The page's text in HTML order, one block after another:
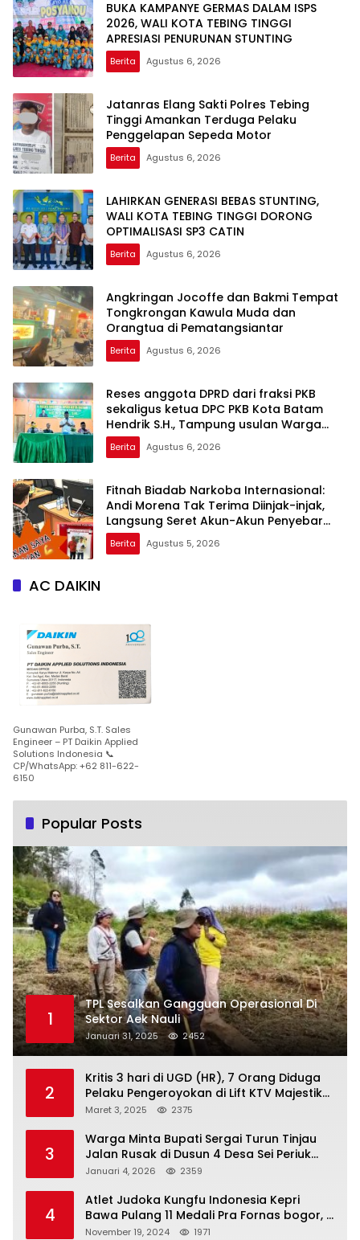
BUKA KAMPANYE GERMAS DALAM ISPS
2026, WALI KOTA TEBING TINGGI
APRESIASI PENURUNAN STUNTING
Berita Agustus 6, 2026
Jatanras Elang Sakti Polres Tebing
Tinggi Amankan Terduga Pelaku
Penggelapan Sepeda Motor
Berita Agustus 6, 2026
LAHIRKAN GENERASI BEBAS STUNTING,
WALI KOTA TEBING TINGGI DORONG
OPTIMALISASI SP3 CATIN
Berita Agustus 6, 2026
Angkringan Jocoffe dan Bakmi Tempat
Tongkrongan Kawula Muda dan
Orangtua di Pematangsiantar
Berita Agustus 6, 2026
Reses anggota DPRD dari fraksi PKB
sekaligus ketua DPC PKB Kota Batam
Hendrik S.H., Tampung usulan Warga
Patam Indah Minta Jalan, Ambulans, dan
Sarana Olahraga
Berita Agustus 6, 2026
Fitnah Biadab Narkoba Internasional:
Andi Morena Tak Terima Diinjak-injak,
Langsung Seret Akun-Akun Penyebar
Hoaks ke Polda Kepri!
Berita Agustus 5, 2026
AC DAIKIN
Gunawan Purba, S.T. Sales
Engineer – PT Daikin Applied
Solutions Indonesia 📞
CP/WhatsApp: +62 811-622-
6150
Popular Posts
1
TPL Sesalkan Gangguan Operasional Di
Sektor Aek Nauli
Januari 31, 2025 2452
2
Kritis 3 hari di UGD (HR), 7 Orang Diduga
Pelaku Pengeroyokan di Lift KTV Majestik
Melenggang Bebas, Kantor Hukum JAP
Tanjungpinang
Maret 3, 2025 2375
3
Warga Minta Bupati Sergai Turun Tinjau
Jalan Rusak di Dusun 4 Desa Sei Periuk
Serdang Bedagai
Januari 4, 2026 2359
4
Atlet Judoka Kungfu Indonesia Kepri
Bawa Pulang 11 Medali Pra Fornas bogor, 3
Emas dan 8 Perunggu.
November 19, 2024 1971